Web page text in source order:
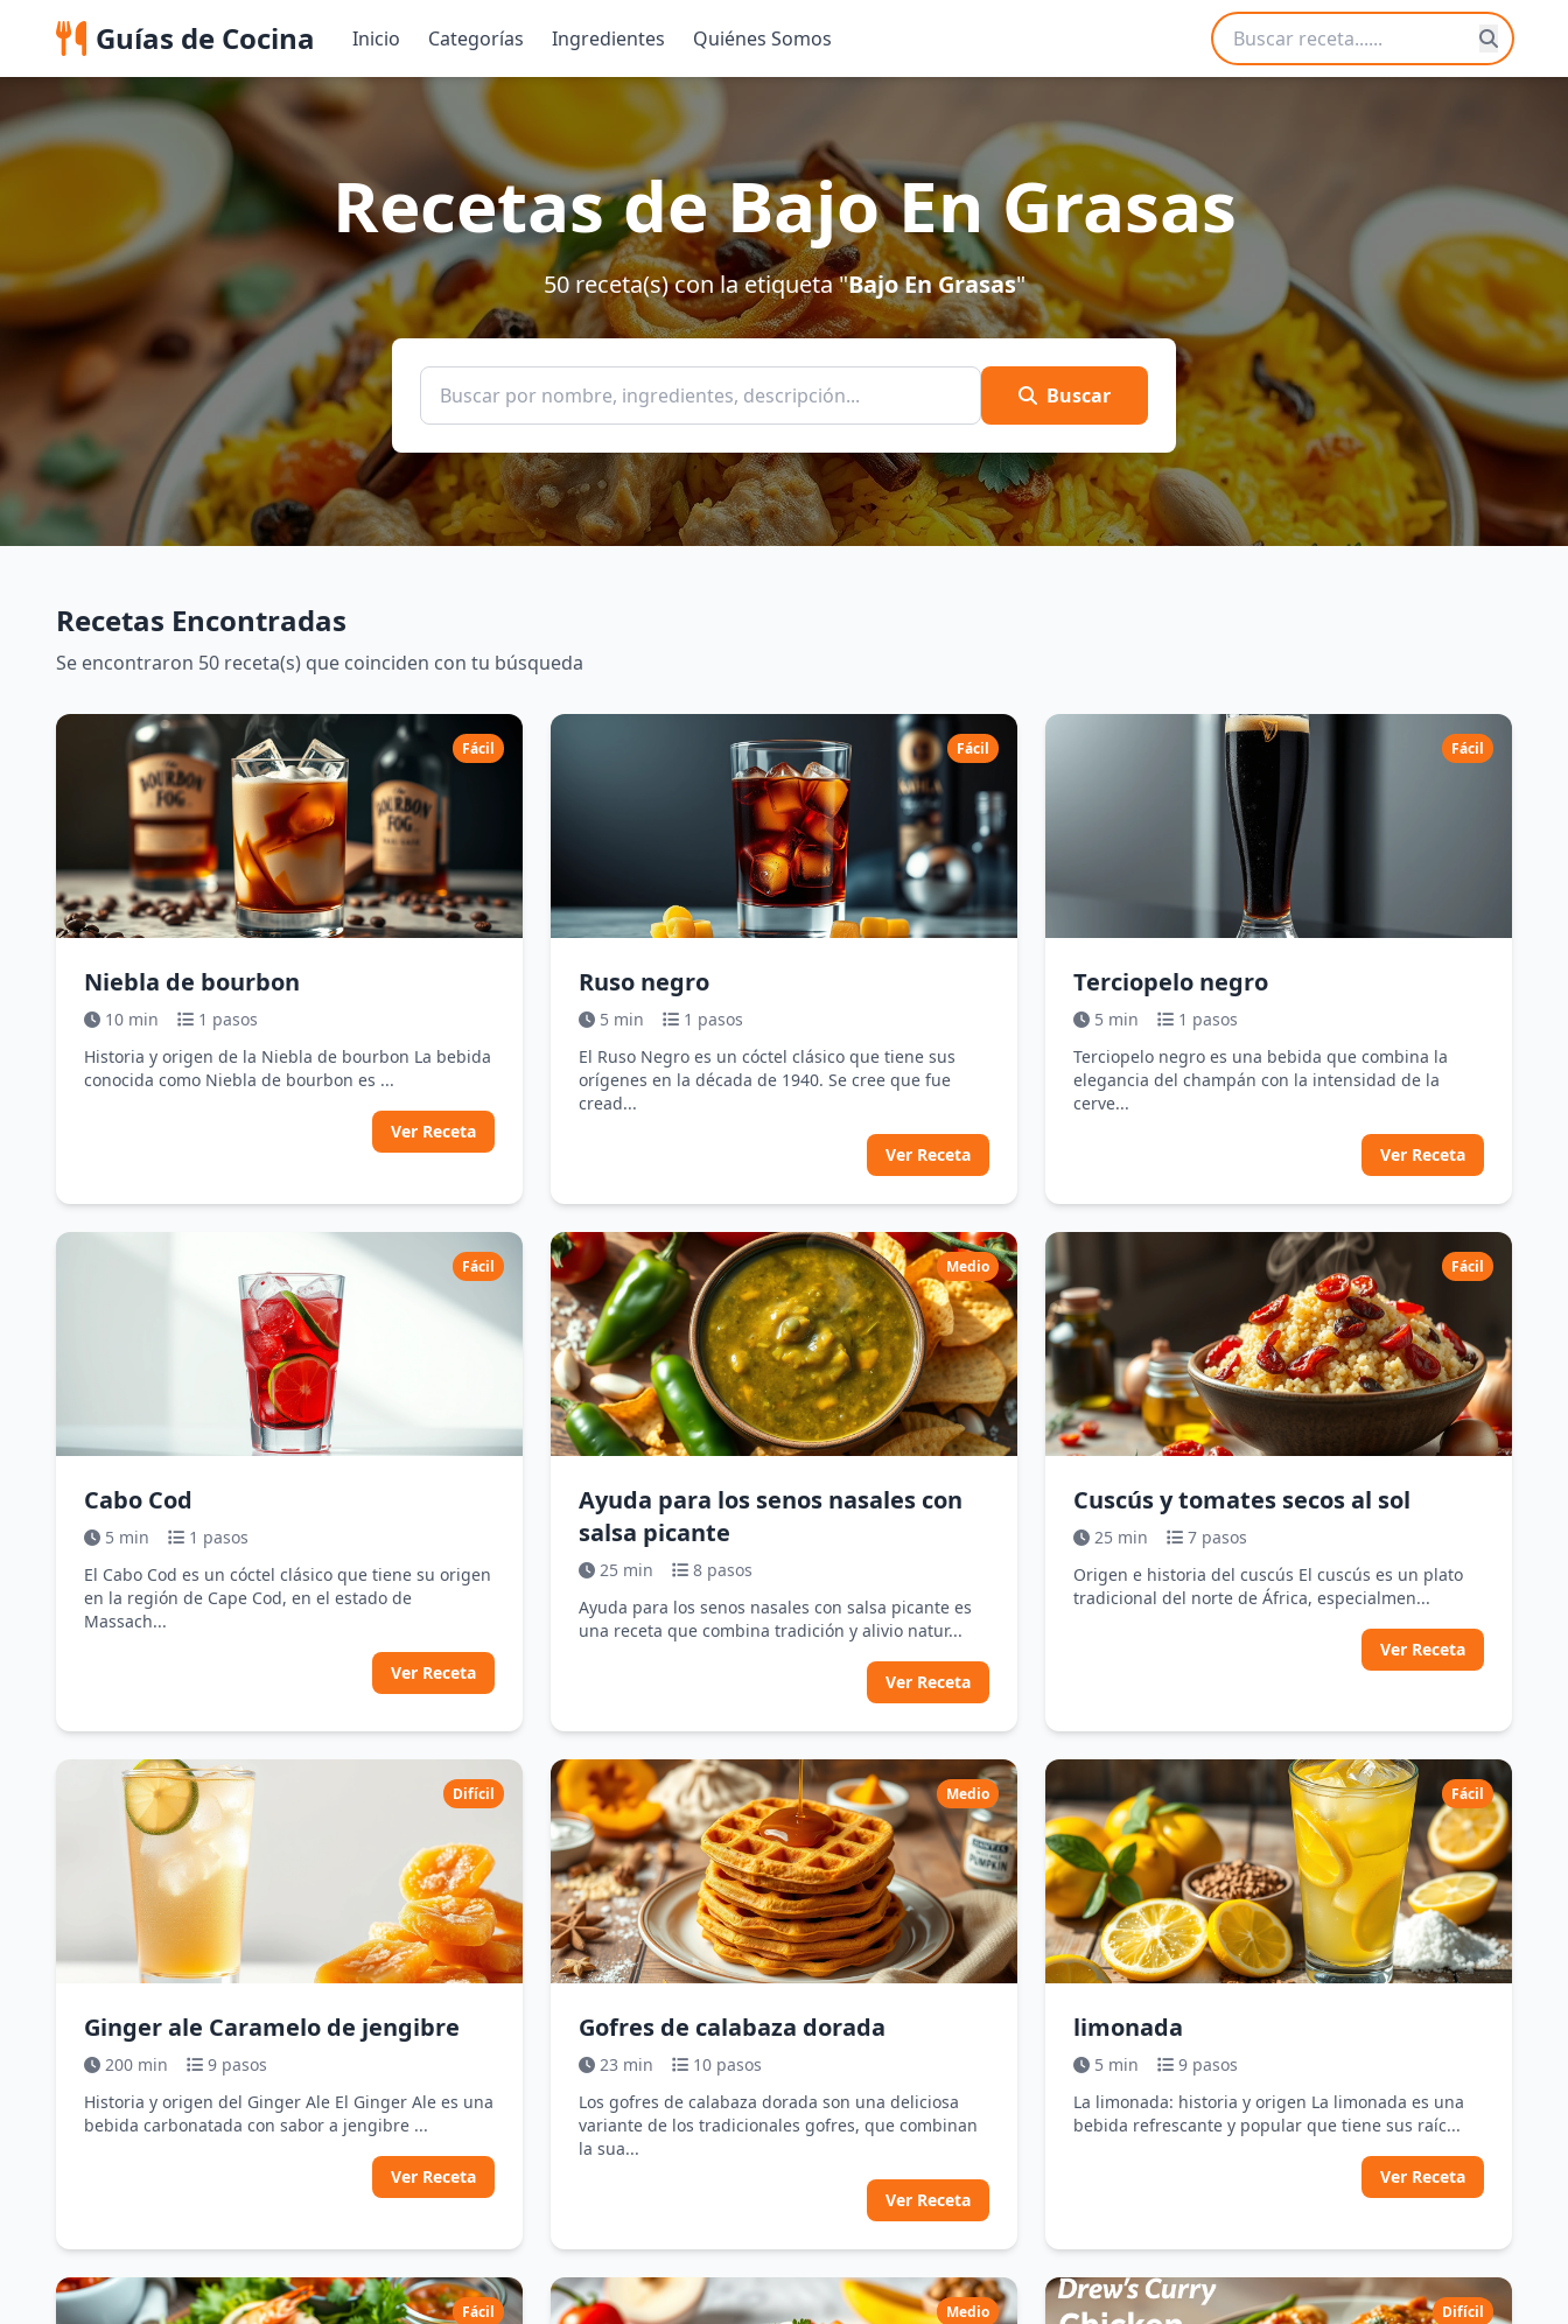
Guías de Cocina Inicio Categorías Ingredientes Quiénes Somos
Recetas de Bajo En Grasas
50 receta(s) con la etiqueta "Bajo En Grasas"
Buscar
Recetas Encontradas
Se encontraron 50 receta(s) que coinciden con tu búsqueda
Fácil
Niebla de bourbon
10 min
1 pasos
Historia y origen de la Niebla de bourbon La bebida
conocida como Niebla de bourbon es ...
Ver Receta
Fácil
Ruso negro
5 min
1 pasos
El Ruso Negro es un cóctel clásico que tiene sus
orígenes en la década de 1940. Se cree que fue
cread...
Ver Receta
Fácil
Terciopelo negro
5 min
1 pasos
Terciopelo negro es una bebida que combina la
elegancia del champán con la intensidad de la
cerve...
Ver Receta
Fácil
Cabo Cod
5 min
1 pasos
El Cabo Cod es un cóctel clásico que tiene su origen
en la región de Cape Cod, en el estado de
Massach...
Ver Receta
Medio
Ayuda para los senos nasales con
salsa picante
25 min
8 pasos
Ayuda para los senos nasales con salsa picante es
una receta que combina tradición y alivio natur...
Ver Receta
Fácil
Cuscús y tomates secos al sol
25 min
7 pasos
Origen e historia del cuscús El cuscús es un plato
tradicional del norte de África, especialmen...
Ver Receta
Difícil
Ginger ale Caramelo de jengibre
200 min
9 pasos
Historia y origen del Ginger Ale El Ginger Ale es una
bebida carbonatada con sabor a jengibre ...
Ver Receta
Medio
Gofres de calabaza dorada
23 min
10 pasos
Los gofres de calabaza dorada son una deliciosa
variante de los tradicionales gofres, que combinan
la sua...
Ver Receta
Fácil
limonada
5 min
9 pasos
La limonada: historia y origen La limonada es una
bebida refrescante y popular que tiene sus raíc...
Ver Receta
Fácil Medio Difícil